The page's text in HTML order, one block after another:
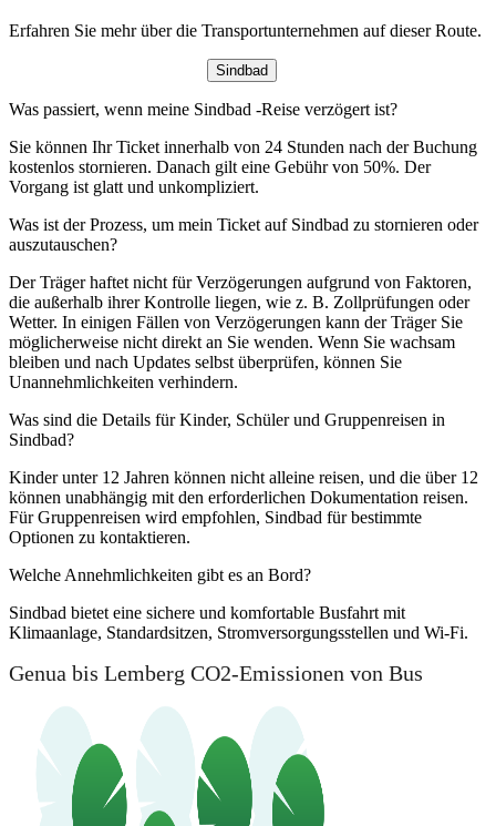
Erfahren Sie mehr über die Transportunternehmen auf dieser Route.
Sindbad
Was passiert, wenn meine Sindbad -Reise verzögert ist?
Sie können Ihr Ticket innerhalb von 24 Stunden nach der Buchung
kostenlos stornieren. Danach gilt eine Gebühr von 50%. Der
Vorgang ist glatt und unkompliziert.
Was ist der Prozess, um mein Ticket auf Sindbad zu stornieren oder
auszutauschen?
Der Träger haftet nicht für Verzögerungen aufgrund von Faktoren,
die außerhalb ihrer Kontrolle liegen, wie z. B. Zollprüfungen oder
Wetter. In einigen Fällen von Verzögerungen kann der Träger Sie
möglicherweise nicht direkt an Sie wenden. Wenn Sie wachsam
bleiben und nach Updates selbst überprüfen, können Sie
Unannehmlichkeiten verhindern.
Was sind die Details für Kinder, Schüler und Gruppenreisen in
Sindbad?
Kinder unter 12 Jahren können nicht alleine reisen, und die über 12
können unabhängig mit den erforderlichen Dokumentation reisen.
Für Gruppenreisen wird empfohlen, Sindbad für bestimmte
Optionen zu kontaktieren.
Welche Annehmlichkeiten gibt es an Bord?
Sindbad bietet eine sichere und komfortable Busfahrt mit
Klimaanlage, Standardsitzen, Stromversorgungsstellen und Wi-Fi.
Genua bis Lemberg CO2-Emissionen von Bus